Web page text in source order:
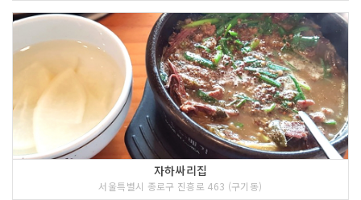
자하싸리집
서울특별시 종로구 진흥로 463 (구기동)